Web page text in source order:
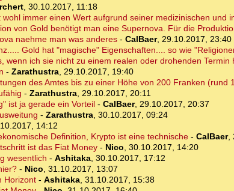
, 30.10.2017, 11:18
wohl immer einen Wert aufgrund seiner medizinischen und
von Gold benötigt man eine Supernova. Für die
naehme man was anderes- CalBaer, 29.10.2017, 23:40
Gold hat "magische" Eigenschaften.... so wie
wenn ich sie nicht zu einem realen oder drohenden Termin
- Zarathustra, 29.10.2017, 19:40
des Amtes bis zu einer Höhe von 200 Franken (rund
- Zarathustra, 29.10.2017, 20:11
ist ja gerade ein Vorteil- CalBaer, 29.10.2017, 20:37
- Zarathustra, 30.10.2017, 09:24
14:12
Definition, Krypto ist eine technische- CalBaer,
ist das Fiat Money- Nico, 30.10.2017, 14:20
wesentlich - Ashitaka, 30.10.2017, 17:12
- Nico, 31.10.2017, 13:07
Horizont- Ashitaka, 31.10.2017, 15:38